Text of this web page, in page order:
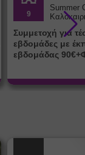
9
Summer
Συμμετοχή για
εβδομάδες με
εβδομάδας